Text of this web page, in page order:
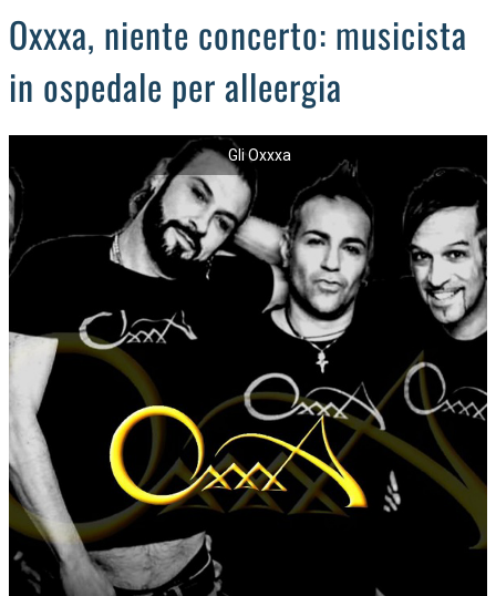
Oxxxa, niente concerto: musicista
in ospedale per alleergia
Gli Oxxxa